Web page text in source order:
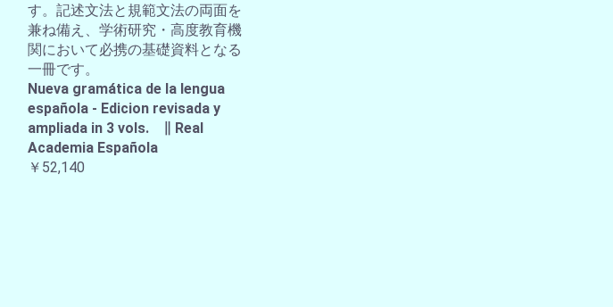
す。記述文法と規範文法の両面を
兼ね備え、学術研究・高度教育機
関において必携の基礎資料となる
一冊です。
Nueva gramática de la lengua
española - Edicion revisada y
ampliada in 3 vols. ∥ Real
Academia Española
￥52,140